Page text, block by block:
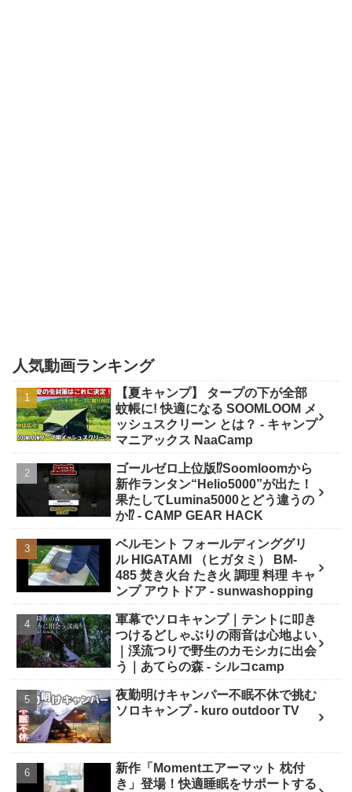
人気動画ランキング
【夏キャンプ】 タープの下が全部
蚊帳に! 快適になる SOOMLOOM メ
ッシュスクリーン とは？ - キャンプ
マニアックス NaaCamp
ゴールゼロ上位版⁉️Soomloomから
新作ランタン“Helio5000”が出た！
果たしてLumina5000とどう違うの
か⁉️ - CAMP GEAR HACK
ベルモント フォールディンググリ
ル HIGATAMI （ヒガタミ） BM-
485 焚き火台 たき火 調理 料理 キャ
ンプ アウトドア - sunwashopping
軍幕でソロキャンプ｜テントに叩き
つけるどしゃぶりの雨音は心地よい
｜渓流つりで野生のカモシカに出会
う｜あてらの森 - シルコcamp
夜勤明けキャンパー不眠不休で挑む
ソロキャンプ - kuro outdoor TV
新作「Momentエアーマット 枕付
き」登場！快適睡眠をサポートする